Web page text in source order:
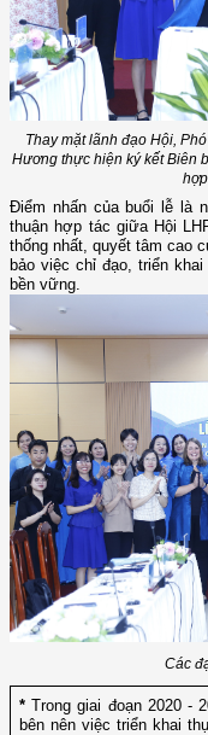
Thay mặt lãnh đạo Hội,
Hương thực hiện ký kết Biên
Điểm nhấn của buổi lễ là
thuận hợp tác giữa Hội
thống nhất, quyết tâm cao
bảo việc chỉ đạo, triển
bền vững.
Các
*Trong giai đoạn 2020 -
bên nên việc triển khai